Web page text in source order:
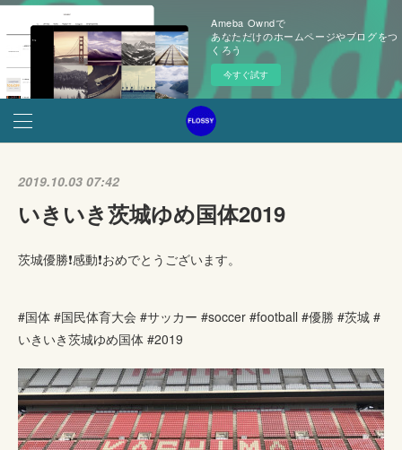
Ameba Owndで
あなただけのホームページやブログをつ
くろう
今すぐ試す
2019.10.03 07:42
いきいき茨城ゆめ国体2019
茨城優勝❗️感動❗️おめでとうございます。
#国体 #国民体育大会 #サッカー #soccer #football #優勝 #茨城 #
いきいき茨城ゆめ国体 #2019